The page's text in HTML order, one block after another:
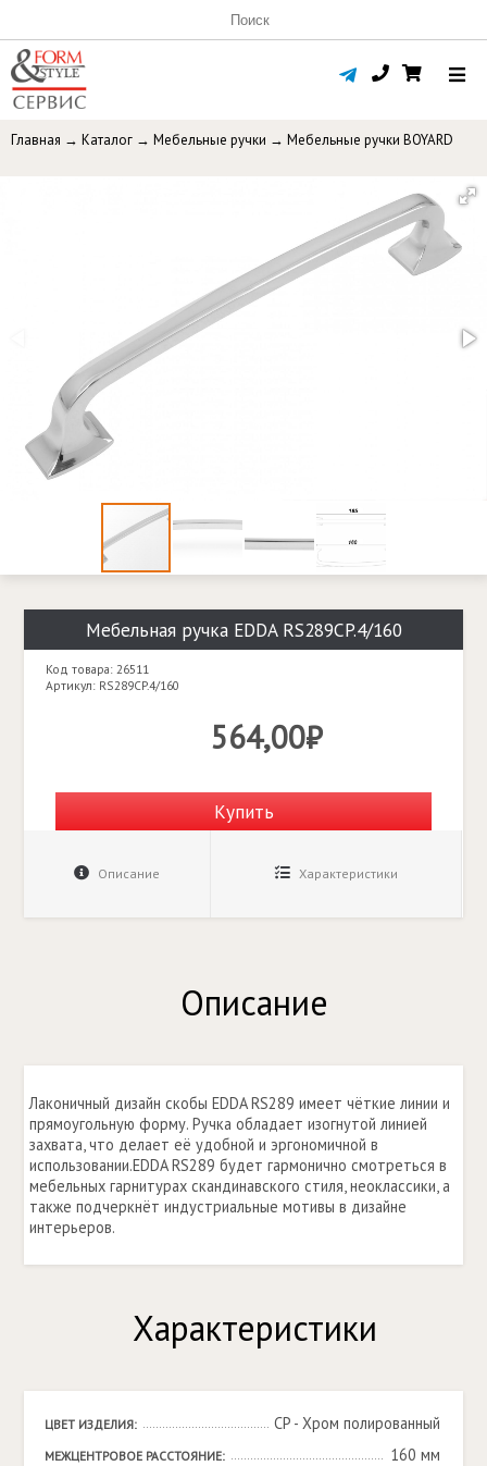
Главная → Каталог → Мебельные ручки → Мебельные ручки BOYARD
Мебельная ручка EDDA RS289CP.4/160
Код товара: 26511
Артикул: RS289CP.4/160
564,00₽
Купить
Описание Характеристики
Описание
Лаконичный дизайн скобы EDDA RS289 имеет чёткие линии и
прямоугольную форму. Ручка обладает изогнутой линией
захвата, что делает её удобной и эргономичной в
использовании.EDDA RS289 будет гармонично смотреться в
мебельных гарнитурах скандинавского стиля, неоклассики, а
также подчеркнёт индустриальные мотивы в дизайне
интерьеров.
Характеристики
ЦВЕТ ИЗДЕЛИЯ: CP - Хром полированный
МЕЖЦЕНТРОВОЕ РАССТОЯНИЕ: 160 мм